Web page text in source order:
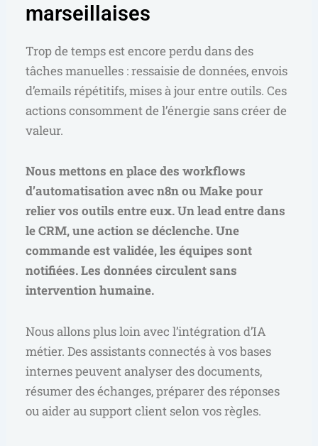
marseillaises
Trop de temps est encore perdu dans des
tâches manuelles : ressaisie de données, envois
d’emails répétitifs, mises à jour entre outils. Ces
actions consomment de l’énergie sans créer de
valeur.
Nous mettons en place des workflows
d’automatisation avec n8n ou Make pour
relier vos outils entre eux. Un lead entre dans
le CRM, une action se déclenche. Une
commande est validée, les équipes sont
notifiées. Les données circulent sans
intervention humaine.
Nous allons plus loin avec l’intégration d’IA
métier. Des assistants connectés à vos bases
internes peuvent analyser des documents,
résumer des échanges, préparer des réponses
ou aider au support client selon vos règles.